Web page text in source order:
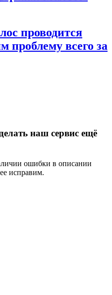
проводится
проблему всего за
наш сервис ещё
ошибки в описании
исправим.